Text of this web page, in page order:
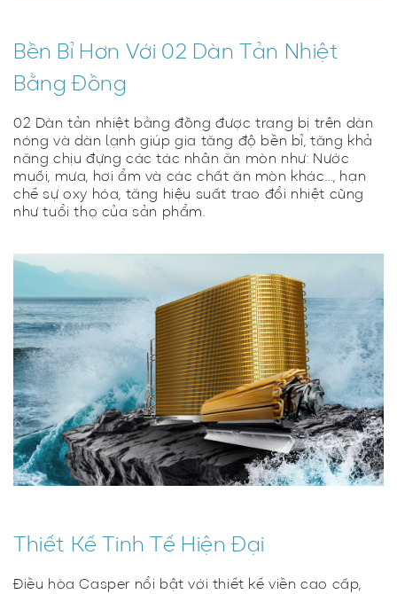
Bền Bỉ Hơn Với 02 Dàn Tản Nhiệt
Bằng Đồng
02 Dàn tản nhiệt bằng đồng được trang bị trên dàn
nóng và dàn lạnh giúp gia tăng độ bền bỉ, tăng khả
năng chịu đựng các tác nhân ăn mòn như: Nước
muối, mưa, hơi ẩm và các chất ăn mòn khác…, hạn
chế sự oxy hóa, tăng hiệu suất trao đổi nhiệt cũng
như tuổi thọ của sản phẩm.
Thiết Kế Tinh Tế Hiện Đại
Điều hòa Casper nổi bật với thiết kế viền cao cấp,